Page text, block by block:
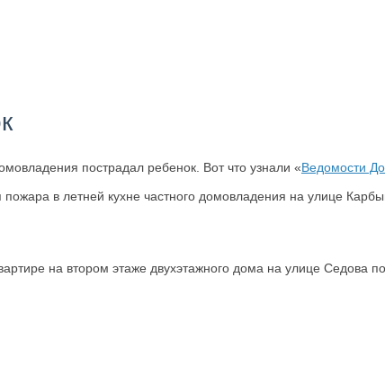
пострадал ребенок. Вот что узнали «Ведомости
в летней кухне частного домовладения на улице
на втором этаже двухэтажного дома на улице Седова